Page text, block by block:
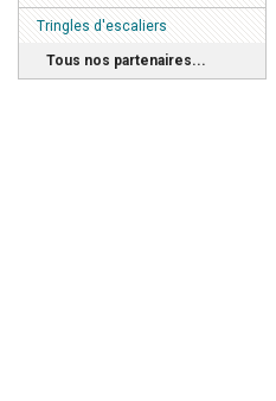
Tringles d'escaliers
Tous nos partenaires...